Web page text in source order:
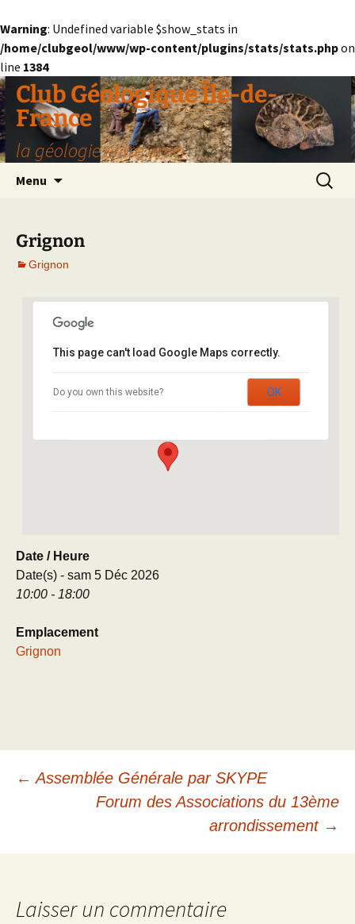
Warning: Undefined variable $show_stats in
/home/clubgeol/www/wp-content/plugins/stats/stats.phpon
line 1384
Aller
au
contenu
Club Géologique Île-de-
France
la géologie entre amis
Menu
Grignon
Grignon
Grignon
Avenue Lucien Brétignières – Cour des Meules
This page can't load Google Maps correctly.
Do you own this website? OK
Date / Heure
Date(s) - sam 5 Déc 2026
10:00 - 18:00
Emplacement
Grignon
Navigation
← Assemblée Générale par SKYPE
Forum des Associations du 13ème
arrondissement →
Laisser un commentaire